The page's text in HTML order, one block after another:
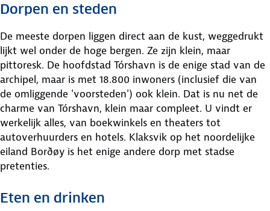
Dorpen en steden
De meeste dorpen liggen direct aan de kust, weggedrukt
lijkt wel onder de hoge bergen. Ze zijn klein, maar
pittoresk. De hoofdstad Tórshavn is de enige stad van de
archipel, maar is met 18.800 inwoners (inclusief die van
de omliggende 'voorsteden') ook klein. Dat is nu net de
charme van Tórshavn, klein maar compleet. U vindt er
werkelijk alles, van boekwinkels en theaters tot
autoverhuurders en hotels. Klaksvik op het noordelijke
eiland Borðøy is het enige andere dorp met stadse
pretenties.
Eten en drinken